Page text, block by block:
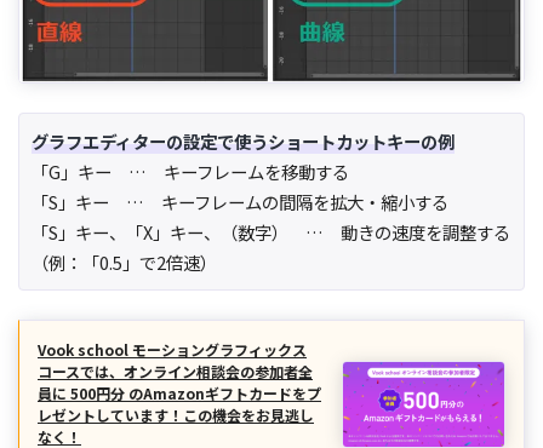
グラフエディターの設定で使うショートカットキーの例
「G」キー … キーフレームを移動する
「S」キー … キーフレームの間隔を拡大・縮小する
「S」キー、「X」キー、（数字） … 動きの速度を調整する
（例：「0.5」で2倍速）
Vook school モーショングラフィックス
コースでは、オンライン相談会の参加者全
員に 500円分 のAmazonギフトカードをプ
レゼントしています！この機会をお見逃し
なく！